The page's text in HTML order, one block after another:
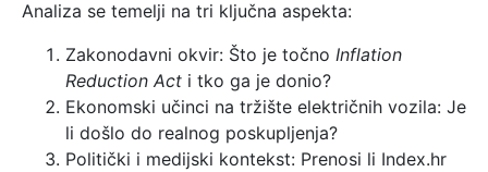
Analiza se temelji na tri ključna aspekta:
Zakonodavni okvir: Što je točno Inflation
Reduction Act i tko ga je donio?
Ekonomski učinci na tržište električnih vozila: Je
li došlo do realnog poskupljenja?
Politički i medijski kontekst: Prenosi li Index.hr